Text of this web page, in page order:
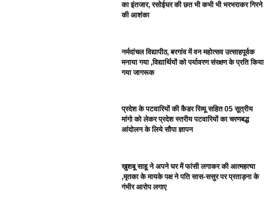
का इंतजार, रसोईघर की छत भी कभी भी भरभराकर गिरने
की आशंका
नर्मदांचल विद्यापीठ, बरगांव में वन महोत्सव उत्साहपूर्वक
मनाया गया ,विद्यार्थियों को पर्यावरण संरक्षण के प्रति किया
गया जागरूक
प्रदेश के पटवारियों की कैडर रिव्यू सहित 05 सूत्रीय
मांगो को लेकर प्रदेश स्तरीय पटवारियों का चरणबद्ध
आंदोलन के लिये सौपा ज्ञापन
खुशबू साहू ने अपने घर में फांसी लगाकर की आत्महत्या
,मृतका के मायके पक्ष ने पति सास-ससुर पर प्रताड़ना के
गंभीर आरोप लगाए